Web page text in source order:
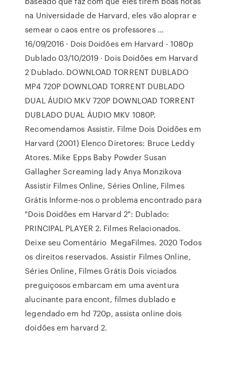
na Universidade de Harvard, eles vão aloprar e
semear o caos entre os professores …
16/09/2016 · Dois Doidões em Harvard - 1080p
Dublado 03/10/2019 · Dois Doidões em Harvard
2 Dublado. DOWNLOAD TORRENT DUBLADO
MP4 720P DOWNLOAD TORRENT DUBLADO
DUAL ÁUDIO MKV 720P DOWNLOAD TORRENT
DUBLADO DUAL ÁUDIO MKV 1080P.
Recomendamos Assistir. Filme Dois Doidões em
Harvard (2001) Elenco Diretores: Bruce Leddy
Atores. Mike Epps Baby Powder Susan
Gallagher Screaming lady Anya Monzikova
Assistir Filmes Online, Séries Online, Filmes
Grátis Informe-nos o problema encontrado para
"Dois Doidões em Harvard 2": Dublado:
PRINCIPAL PLAYER 2. Filmes Relacionados.
Deixe seu Comentário MegaFilmes. 2020 Todos
os direitos reservados. Assistir Filmes Online,
Séries Online, Filmes Grátis Dois viciados
preguiçosos embarcam em uma aventura
alucinante para encont, filmes dublado e
legendado em hd 720p, assista online dois
doidões em harvard 2.